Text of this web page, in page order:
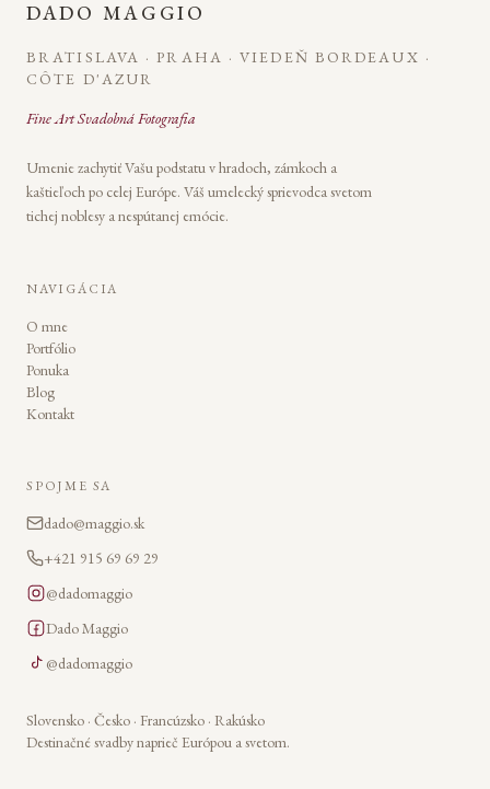
DADO MAGGIO
BRATISLAVA · PRAHA · VIEDEŇ BORDEAUX ·
CÔTE D'AZUR
Fine Art Svadobná Fotografia
Umenie zachytiť Vašu podstatu v hradoch, zámkoch a
kaštieľoch po celej Európe. Váš umelecký sprievodca svetom
tichej noblesy a nespútanej emócie.
NAVIGÁCIA
O mne
Portfólio
Ponuka
Blog
Kontakt
SPOJME SA
dado@maggio.sk
+421 915 69 69 29
@dadomaggio
Dado Maggio
@dadomaggio
Slovensko · Česko · Francúzsko · Rakúsko
Destinačné svadby naprieč Európou a svetom.